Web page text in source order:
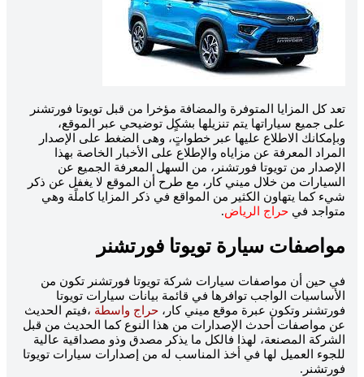
تعد كل المزايا المتوفرة والمضافة مؤخرا من قبل تويوتا فورتشنر
على جميع سياراتها يتم تنزيلها بشكٍل توضيحي عبر الموقع،
وبإمكانك الاطلاع عليها عبر خطواتٍ، وهى الضغط على الإصدار
المراد المعرفة عن مزاياه والإطلاع على الأخبار الخاصة بهذا
الإصدار من تويوتا فورتشنر، من السهل المعرفة الجميع عن
السيارات من خلال ميني كار، مع طرح أن الموقع لا يغفل عن ذكر
شيء كما يتهاون الكثير من المواقع في ذكر المزايا كاملًة وهي
متواجد في حراج الرياض.
مواصفات سيارة تويوتا فورتشنر
في حين أن مواصفات سيارات شركة تويوتا فورتشنر تكون من
الأساسيات الواجب توافرها في قائمة بيانات سيارات تويوتا
فورتشنر وتكون عبرة موقع ميني كار، حراج واسطة ،فيتم الحديث
عن مواصفات أحدث الإصدارات من هذا النوع كما الحديث من قبل
الشركة المصنعة، لهذا فالكل ما يذكر مصدق وذو مصداقية عالية
للجوء العميل لها في أخذ المناسب له من إصدارات سيارات تويوتا
فورتشنر.